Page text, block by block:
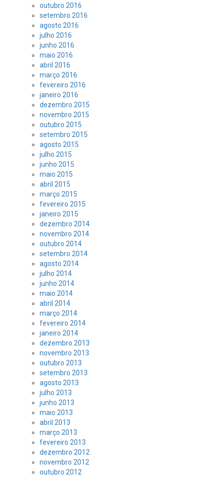
outubro 2016
setembro 2016
agosto 2016
julho 2016
junho 2016
maio 2016
abril 2016
março 2016
fevereiro 2016
janeiro 2016
dezembro 2015
novembro 2015
outubro 2015
setembro 2015
agosto 2015
julho 2015
junho 2015
maio 2015
abril 2015
março 2015
fevereiro 2015
janeiro 2015
dezembro 2014
novembro 2014
outubro 2014
setembro 2014
agosto 2014
julho 2014
junho 2014
maio 2014
abril 2014
março 2014
fevereiro 2014
janeiro 2014
dezembro 2013
novembro 2013
outubro 2013
setembro 2013
agosto 2013
julho 2013
junho 2013
maio 2013
abril 2013
março 2013
fevereiro 2013
dezembro 2012
novembro 2012
outubro 2012